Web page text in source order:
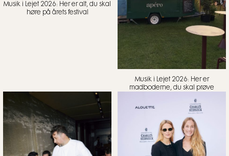
Musik i Lejet 2026: Her er alt, du skal
høre på årets festival
Musik i Lejet 2026: Her er
madboderne, du skal prøve